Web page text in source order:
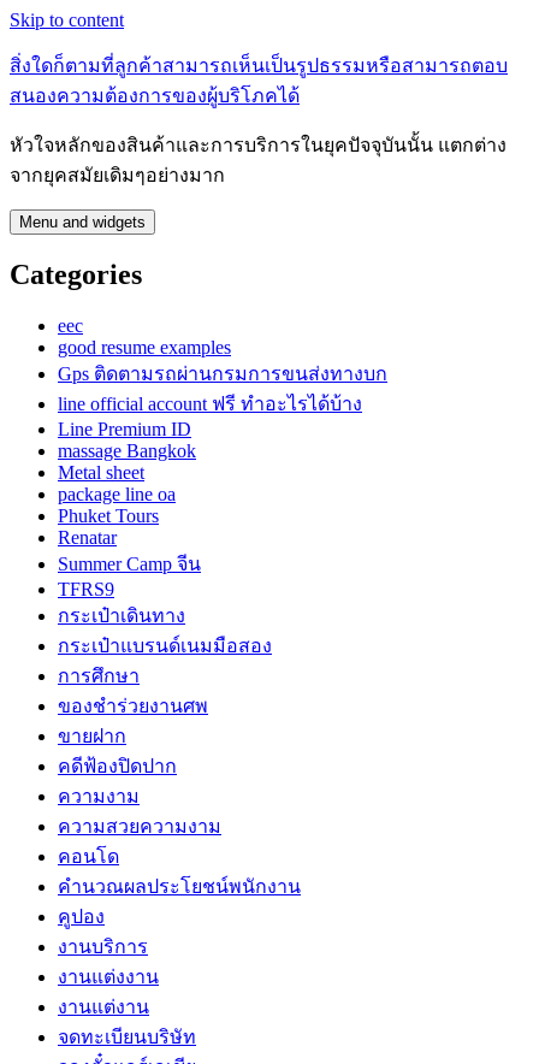
Skip to content
สิ่งใดก็ตามที่ลูกค้าสามารถเห็นเป็นรูปธรรมหรือสามารถตอบ
สนองความต้องการของผู้บริโภคได้
หัวใจหลักของสินค้าและการบริการในยุคปัจจุบันนั้น แตกต่าง
จากยุคสมัยเดิมๆอย่างมาก
Menu and widgets
Categories
eec
good resume examples
Gps ติดตามรถผ่านกรมการขนส่งทางบก
line official account ฟรี ทําอะไรได้บ้าง
Line Premium ID
massage Bangkok
Metal sheet
package line oa
Phuket Tours
Renatar
Summer Camp จีน
TFRS9
กระเป๋าเดินทาง
กระเป๋าแบรนด์เนมมือสอง
การศึกษา
ของชำร่วยงานศพ
ขายฝาก
คดีฟ้องปิดปาก
ความงาม
ความสวยความงาม
คอนโด
คำนวณผลประโยชน์พนักงาน
คูปอง
งานบริการ
งานแต่งงาน
งานแต่งาน
จดทะเบียนบริษัท